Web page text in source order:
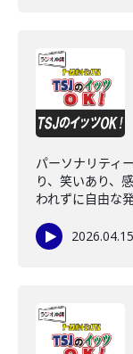
パーソナリティ
り、笑いあり、
われずに自由な
2026.04.15